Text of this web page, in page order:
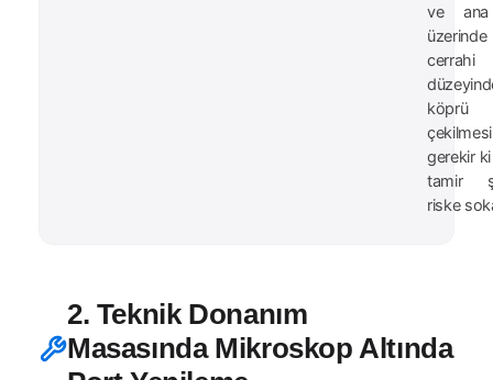
ve
cerrahi
köprü
çekilmesi
gerekir
tamir
riske
2. Teknik Donanım
Masasında Mikroskop Altında